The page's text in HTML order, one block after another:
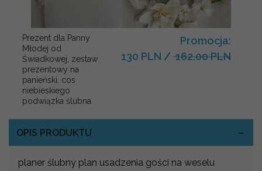
Prezent dla Panny
Młodej od
Świadkowej, zestaw
prezentowy na
panieński, cos
niebieskiego
podwiązka ślubna
Promocja:
130 PLN / 162.00 PLN
OPIS PRODUKTU
planer ślubny plan usadzenia gości na weselu